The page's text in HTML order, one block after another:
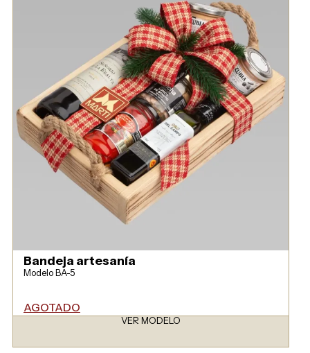
Bandeja artesanía
Modelo BA-5
AGOTADO
VER MODELO